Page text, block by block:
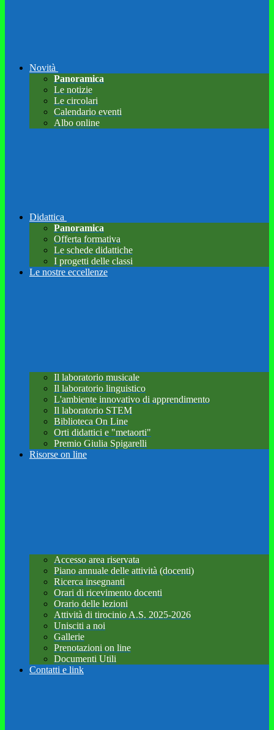
Novità
Panoramica
Le notizie
Le circolari
Calendario eventi
Albo online
Didattica
Panoramica
Offerta formativa
Le schede didattiche
I progetti delle classi
Le nostre eccellenze
Il laboratorio musicale
Il laboratorio linguistico
L'ambiente innovativo di apprendimento
Il laboratorio STEM
Biblioteca On Line
Orti didattici e "metaorti"
Premio Giulia Spigarelli
Risorse on line
Accesso area riservata
Piano annuale delle attività (docenti)
Ricerca insegnanti
Orari di ricevimento docenti
Orario delle lezioni
Attività di tirocinio A.S. 2025-2026
Unisciti a noi
Gallerie
Prenotazioni on line
Documenti Utili
Contatti e link